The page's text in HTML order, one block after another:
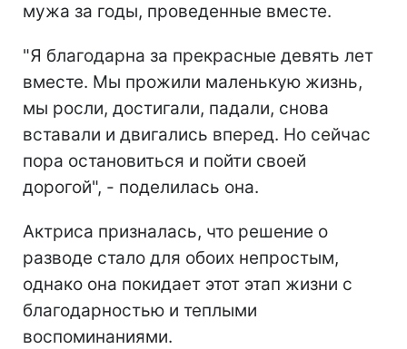
мужа за годы, проведенные вместе.
"Я благодарна за прекрасные девять лет
вместе. Мы прожили маленькую жизнь,
мы росли, достигали, падали, снова
вставали и двигались вперед. Но сейчас
пора остановиться и пойти своей
дорогой", - поделилась она.
Актриса призналась, что решение о
разводе стало для обоих непростым,
однако она покидает этот этап жизни с
благодарностью и теплыми
воспоминаниями.